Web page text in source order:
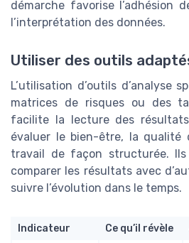
démarche favorise l’adhésion
l’interprétation des données.
Utiliser des outils
L’utilisation d’outils d’analyse
matrices de risques ou des
facilite la lecture des
évaluer le bien-être, la
travail de façon structurée.
comparer les résultats avec
suivre l’évolution dans le temps.
Indicateur Ce qu’il révèle